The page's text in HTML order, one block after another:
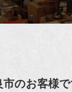
市のお客様